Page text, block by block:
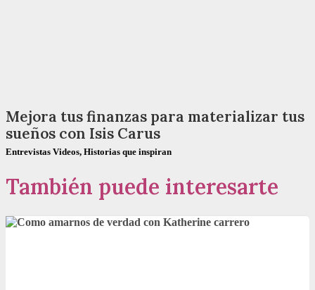
Mejora tus finanzas para materializar tus
sueños con Isis Carus
Entrevistas Videos, Historias que inspiran
También puede interesarte